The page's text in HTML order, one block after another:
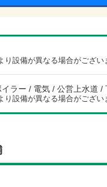
設備が異なる場合がござい
ラー / 電気 / 公営上水道 /
設備が異なる場合がござい